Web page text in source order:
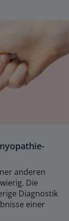
anderen
Die
Diagnostik
einer